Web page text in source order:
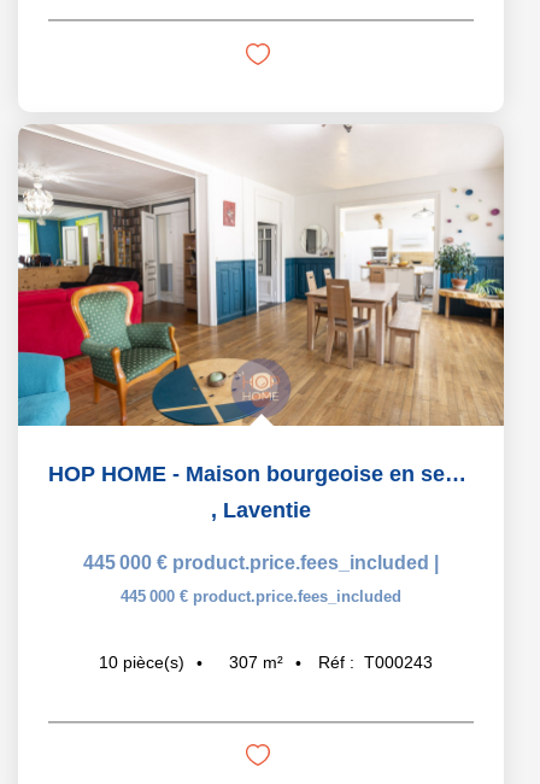
HOP HOME - Maison bourgeoise en semi plain-pied, 307 m2 / 42
, Laventie
445 000 € product.price.fees_included
445 000 € product.price.fees_included
10 pièce(s) 307 m² Réf : T000243